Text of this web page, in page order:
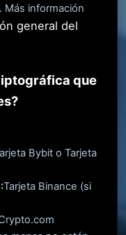
Más información
general del
que
Bybit o Tarjeta
Tarjeta Binance (si